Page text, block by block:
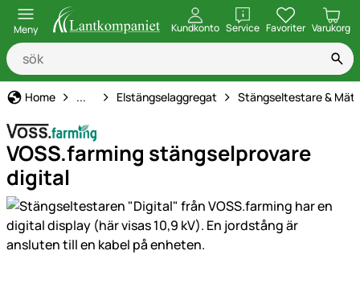
Meny Kundkonto ServiceöppnaFavoriter Varukorg
Home Elstängsel
... Elstängselaggregat Stängseltestare &
VOSS.farming stängselprovare
digital
Produktgaleri